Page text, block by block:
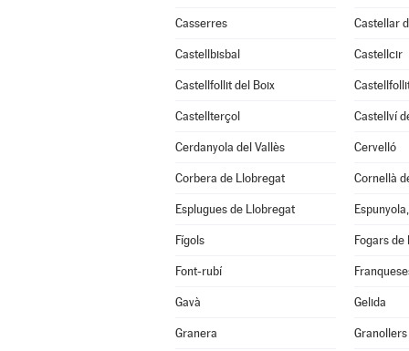
Casserres Castellar
Castellbisbal Castellcir
Castellfollit del Boix
Castellterçol Castellví
Cerdanyola del Vallès Cervelló
Corbera de Llobregat Cornellà
Esplugues de Llobregat
Fígols Fogars de
Font-rubí
Gavà Gelida
Granera Granollers